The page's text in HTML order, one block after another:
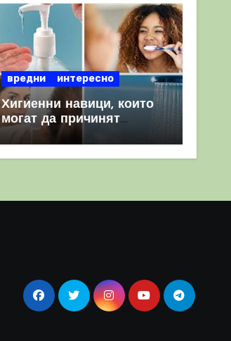
вредни интересно
Хигиенни навици, които
могат да причинят
повече вреда, отколкото
полза